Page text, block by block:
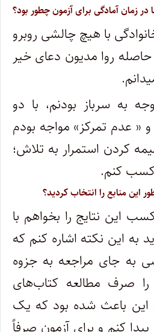
زمان آمادگی برای آزمون چطور بود؟
با هیچ چالشی روبرو
روا مدیون دعای خیر
به سرباز بودنم، با دو
عدم تمرکز» مواجه بودم
کردن استمرار به تلاش؛
کسب کنم.
این منابع را انتخاب کردید؟
این نتایج را بخواهم با
به این نکته اشاره کنم که
به جای مراجعه به جزوه
را صرف مطالعه کتاب‌های
باعث شده بود که یک
کنم و برای آزمون صرفاً